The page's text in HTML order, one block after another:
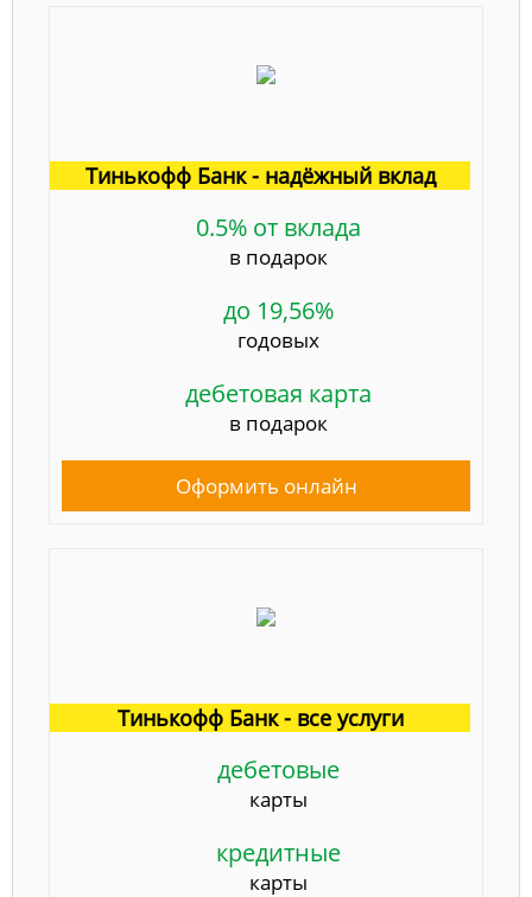
Тинькофф Банк - надёжный вклад
0.5% от вклада
в подарок
до 19,56%
годовых
дебетовая карта
в подарок
Оформить онлайн
Тинькофф Банк - все услуги
дебетовые
карты
кредитные
карты